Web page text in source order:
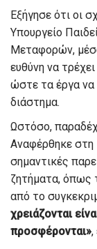
Εξήγησε ότι οι
Υπουργείο
Μεταφορών,
ευθύνη να
ώστε τα έργα να
διάστημα.
Ωστόσο,
Αναφέρθηκε στη
σημαντικές
ζητήματα, όπως
από το
χρειάζονται
προσφέρονται»,